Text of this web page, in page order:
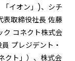
イオン」)、シチ
表取締役社長 佐藤
コネクト株式会
プレジデント・
クト」）、株式会